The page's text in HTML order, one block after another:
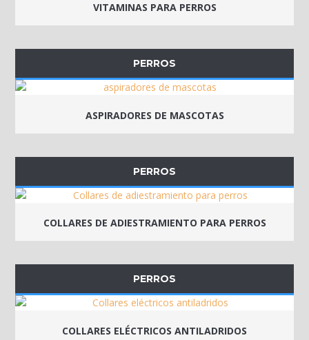
VITAMINAS PARA PERROS
PERROS
ASPIRADORES DE MASCOTAS
PERROS
COLLARES DE ADIESTRAMIENTO PARA PERROS
PERROS
COLLARES ELÉCTRICOS ANTILADRIDOS